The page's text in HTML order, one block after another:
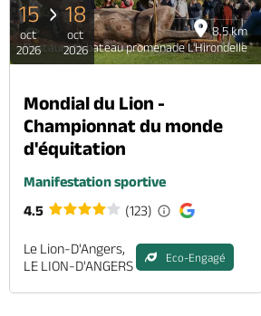
8.5 km
Restaurant bateau promenade L'Hirondelle
15
oct
2026
18
oct
2026
Mondial du Lion -
Championnat du monde
d'équitation
Manifestation sportive
4.5
(123)
Le Lion-D'Angers,
LE LION-D'ANGERS
Eco-Engagé